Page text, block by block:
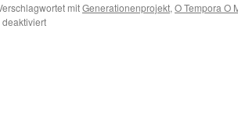
mitGenerationenprojekt, O Tempora O
für